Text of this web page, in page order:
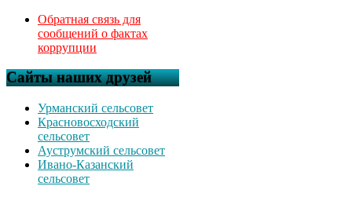
Обратная связь для
сообщений о фактах
коррупции
Сайты наших друзей
Урманский сельсовет
Красновосходский
сельсовет
Ауструмский сельсовет
Ивано-Казанский
сельсовет